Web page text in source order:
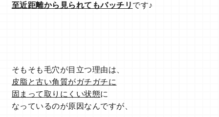
至近距離から見られてもバッチリ です♪
そもそも毛穴が目立つ理由は、
皮脂と古い角質がガチガチに
固まって取りにくい状態に
なっているのが原因なんですが、